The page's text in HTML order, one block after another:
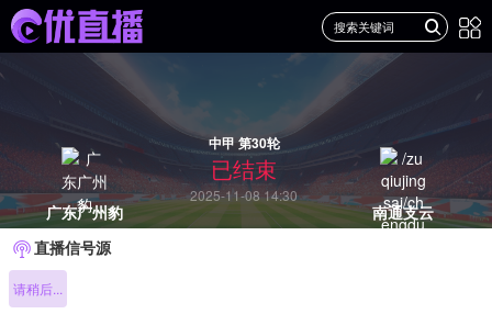
广东广州豹
中甲 第30轮
已结束
2025-11-08 14:30
南通支云
直播信号源
请稍后...